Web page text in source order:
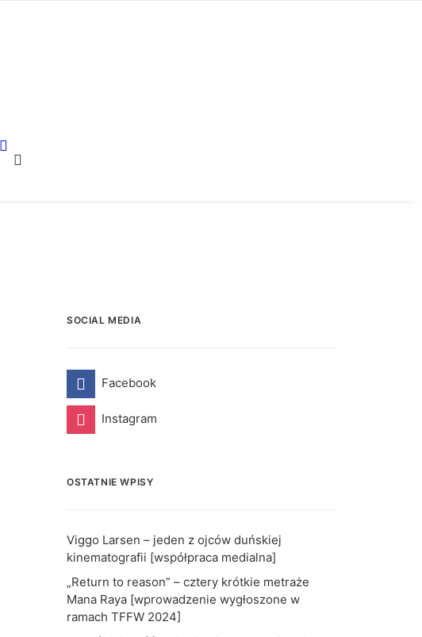
SOCIAL MEDIA
Facebook
Instagram
OSTATNIE WPISY
Viggo Larsen – jeden z ojców duńskiej
kinematografii [współpraca medialna]
„Return to reason” – cztery krótkie metraże
Mana Raya [wprowadzenie wygłoszone w
ramach TFFW 2024]